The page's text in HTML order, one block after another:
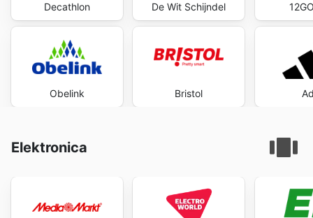
Decathlon
Obelink
De Wit Schijndel
Bristol
Elektronica